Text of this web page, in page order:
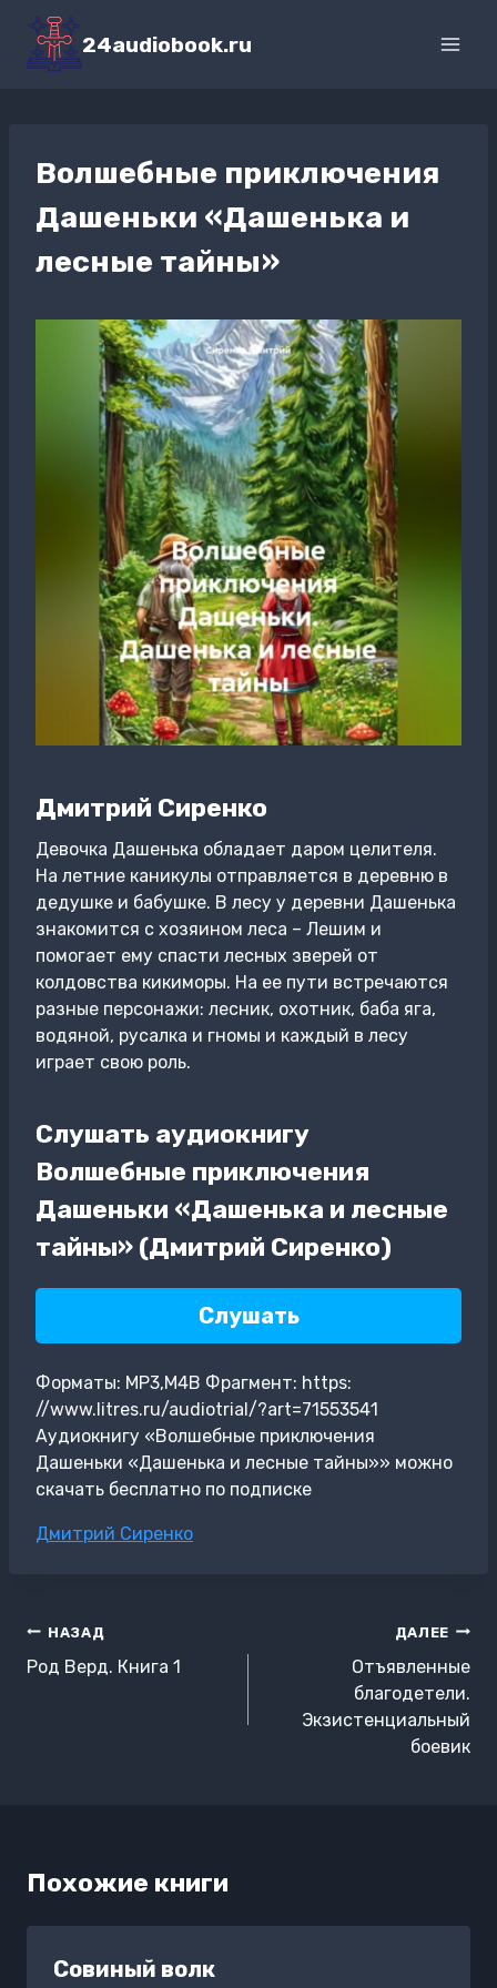
Перейти
содержимому
24audiobook.ru
Волшебные приключения
Дашеньки «Дашенька и
лесные тайны»
Дмитрий Сиренко
Девочка Дашенька обладает даром целителя.
На летние каникулы отправляется в деревню в
дедушке и бабушке. В лесу у деревни Дашенька
знакомится с хозяином леса – Лешим и
помогает ему спасти лесных зверей от
колдовства кикиморы. На ее пути встречаются
разные персонажи: лесник, охотник, баба яга,
водяной, русалка и гномы и каждый в лесу
играет свою роль.
Слушать аудиокнигу
Волшебные приключения
Дашеньки «Дашенька и лесные
тайны» (Дмитрий Сиренко)
Слушать
Форматы: MP3,M4B Фрагмент: https:
//www.litres.ru/audiotrial/?art=71553541
Аудиокнигу «Волшебные приключения
Дашеньки «Дашенька и лесные тайны»» можно
скачать бесплатно по подписке
Метки
Дмитрий Сиренко
Навигация
по
НАЗАД
Род Верд. Книга 1
ДАЛЕЕ
Отъявленные
благодетели.
Экзистенциальный
боевик
Похожие книги
Совиный волк